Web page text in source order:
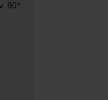
90°